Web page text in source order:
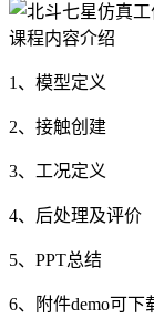
课程内容介绍
1、模型定义
2、接触创建
3、工况定义
4、后处理及评价
5、PPT总结
6、附件demo可下